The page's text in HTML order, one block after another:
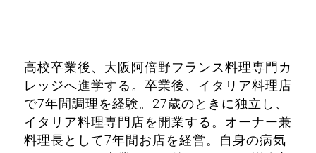
高校卒業後、大阪阿倍野フランス料理専門カ
レッジへ進学する。卒業後、イタリア料理店
で7年間調理を経験。27歳のときに独立し、
イタリア料理専門店を開業する。オーナー兼
料理長として7年間お店を経営。自身の病気